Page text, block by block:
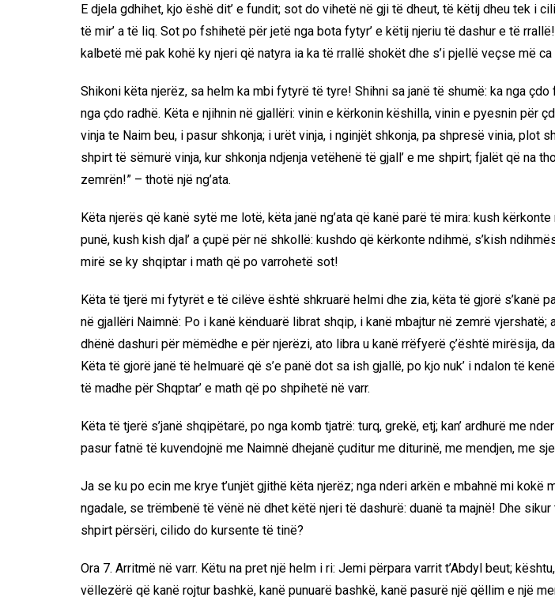
E djela gdhihet, kjo ëshë dit’ e fundit; sot do vihetë në gji të dheut, të këtij dheu tek i
të mir’ a të liq. Sot po fshihetë për jetë nga bota fytyr’ e këtij njeriu të dashur e të
kalbetë më pak kohë ky njeri që natyra ia ka të rrallë shokët dhe s’i pjellë veçse më
Shikoni këta njerëz, sa helm ka mbi fytyrë të tyre! Shihni sa janë të shumë: ka nga çdo
nga çdo radhë. Këta e njihnin në gjallëri: vinin e kërkonin këshilla, vinin e pyesnin për
vinja te Naim beu, i pasur shkonja; i urët vinja, i nginjët shkonja, pa shpresë vinia, plot
shpirt të sëmurë vinja, kur shkonja ndjenja vetëhenë të gjall’ e me shpirt; fjalët që na
zemrën!” – thotë një ng’ata.
Këta njerës që kanë sytë me lotë, këta janë ng’ata që kanë parë të mira: kush
punë, kush kish djal’ a çupë për në shkollë: kushdo që kërkonte ndihmë, s’kish
mirë se ky shqiptar i math që po varrohetë sot!
Këta të tjerë mi fytyrët e të cilëve është shkruarë helmi dhe zia, këta të gjorë s’kanë
në gjallëri Naimnë: Po i kanë kënduarë librat shqip, i kanë mbajtur në zemrë vjershatë;
dhënë dashuri për mëmëdhe e për njerëzi, ato libra u kanë rrëfyerë ç’është mirësija,
Këta të gjorë janë të helmuarë që s’e panë dot sa ish gjallë, po kjo nuk’ i ndalon të
të madhe për Shqptar’ e math që po shpihetë në varr.
Këta të tjerë s’janë shqipëtarë, po nga komb tjatrë: turq, grekë, etj; kan’ ardhurë me
pasur fatnë të kuvendojnë me Naimnë dhejanë çuditur me diturinë, me mendjen, me
Ja se ku po ecin me krye t’unjët gjithë këta njerëz; nga nderi arkën e mbahnë mi kokë
ngadale, se trëmbenë të vënë në dhet këtë njeri të dashurë: duanë ta majnë! Dhe sikur
shpirt përsëri, cilido do kursente të tinë?
Ora 7. Arritmë në varr. Këtu na pret një helm i ri: Jemi përpara varrit t’Abdyl beut;
vëllezërë që kanë rojtur bashkë, kanë punuarë bashkë, kanë pasurë një qëllim e një